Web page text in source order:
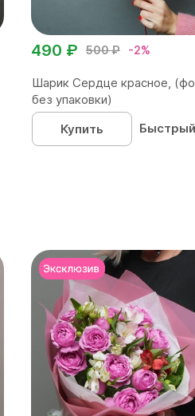
500 ₽ -2%
490 ₽
Шарик Сердце красное,
без упаковки)
Купить